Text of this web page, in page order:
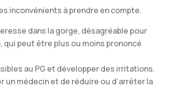
inconvénients à prendre en compte.
dans la gorge, désagréable pour
qui peut être plus ou moins prononcé
au PG et développer des irritations.
médecin et de réduire ou d’arrêter la